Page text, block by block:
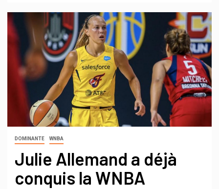
DOMINANTE WNBA
Julie Allemand a déjà
conquis la WNBA